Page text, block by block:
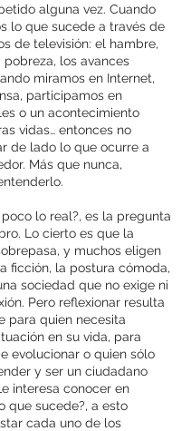
alguna vez. Cuando
lo que sucede a través de
de televisión: el hambre,
pobreza, los avances
miramos en Internet,
participamos en
o un acontecimiento
vidas… entonces no
de lado lo que ocurre a
Más que nunca,
lo real?, es la pregunta
Lo cierto es que la
y muchos eligen
ficción, la postura cómoda,
sociedad que no exige ni
Pero reflexionar resulta
para quien necesita
en su vida, para
evolucionar o quien sólo
y ser un ciudadano
interesa conocer en
que sucede?, a esto
cada uno de los